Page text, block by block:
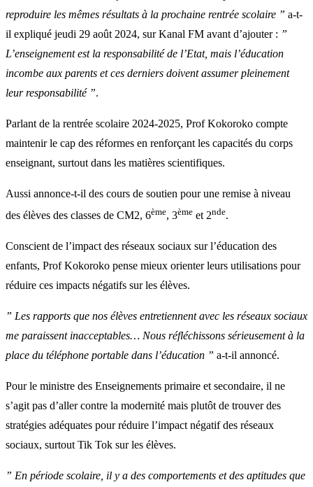
reproduire les mêmes résultats à la prochaine rentrée scolaire ” a-t-
il expliqué jeudi 29 août 2024, sur Kanal FM avant d’ajouter : ”
L’enseignement est la responsabilité de l’Etat, mais l’éducation
incombe aux parents et ces derniers doivent assumer pleinement
leur responsabilité ”.
Parlant de la rentrée scolaire 2024-2025, Prof Kokoroko compte
maintenir le cap des réformes en renforçant les capacités du corps
enseignant, surtout dans les matières scientifiques.
Aussi annonce-t-il des cours de soutien pour une remise à niveau
des élèves des classes de CM2, 6ème, 3ème et 2nde.
Conscient de l’impact des réseaux sociaux sur l’éducation des
enfants, Prof Kokoroko pense mieux orienter leurs utilisations pour
réduire ces impacts négatifs sur les élèves.
” Les rapports que nos élèves entretiennent avec les réseaux sociaux
me paraissent inacceptables… Nous réfléchissons sérieusement à la
place du téléphone portable dans l’éducation ” a-t-il annoncé.
Pour le ministre des Enseignements primaire et secondaire, il ne
s’agit pas d’aller contre la modernité mais plutôt de trouver des
stratégies adéquates pour réduire l’impact négatif des réseaux
sociaux, surtout Tik Tok sur les élèves.
” En période scolaire, il y a des comportements et des aptitudes que